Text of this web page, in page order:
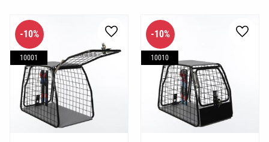
10%
10001
Gem som favorit
10%
10010
Gem